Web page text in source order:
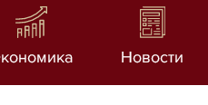
Новости